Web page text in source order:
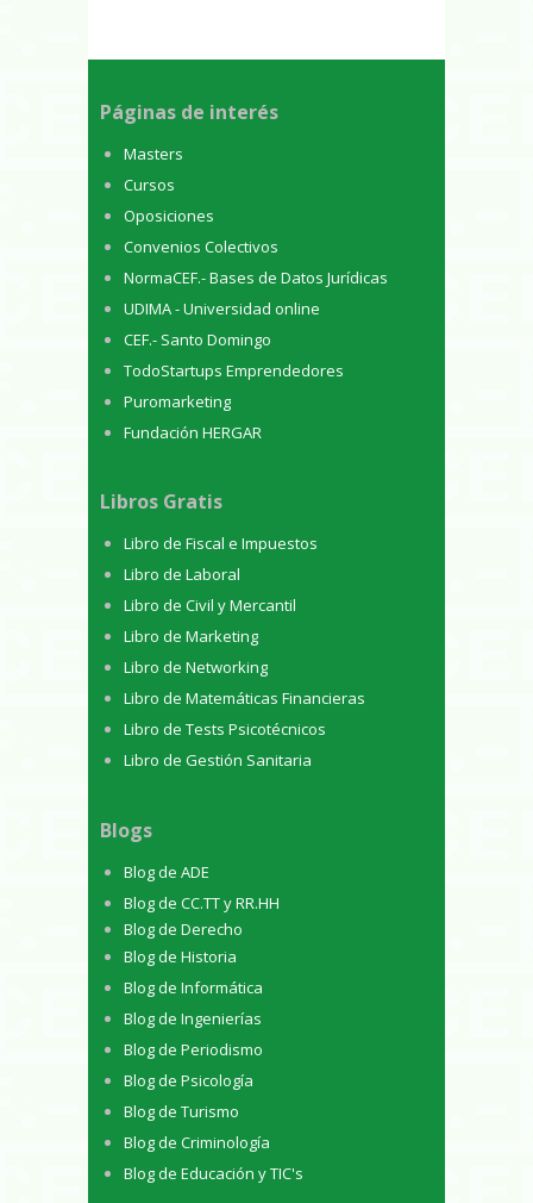
Páginas de interés
Masters
Cursos
Oposiciones
Convenios Colectivos
NormaCEF.- Bases de Datos Jurídicas
UDIMA - Universidad online
CEF.- Santo Domingo
TodoStartups Emprendedores
Puromarketing
Fundación HERGAR
Libros Gratis
Libro de Fiscal e Impuestos
Libro de Laboral
Libro de Civil y Mercantil
Libro de Marketing
Libro de Networking
Libro de Matemáticas Financieras
Libro de Tests Psicotécnicos
Libro de Gestión Sanitaria
Blogs
Blog de ADE
Blog de CC.TT y RR.HH
Blog de Derecho
Blog de Historia
Blog de Informática
Blog de Ingenierías
Blog de Periodismo
Blog de Psicología
Blog de Turismo
Blog de Criminología
Blog de Educación y TIC's